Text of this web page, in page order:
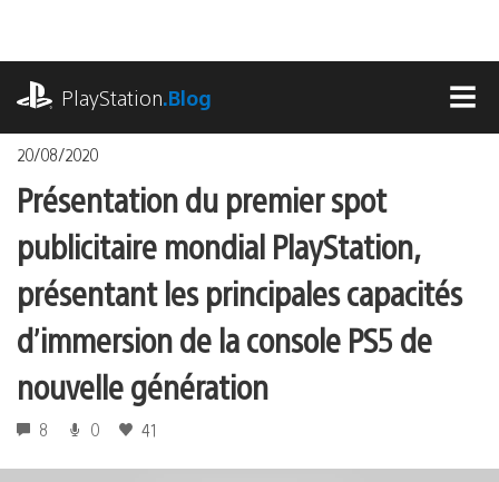
contenu
PlayStation.Blog
20/08/2020
Présentation du premier spot
publicitaire mondial PlayStation,
présentant les principales capacités
d’immersion de la console PS5 de
nouvelle génération
8 0 41